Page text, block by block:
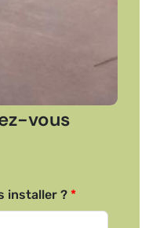
vous
installer ?